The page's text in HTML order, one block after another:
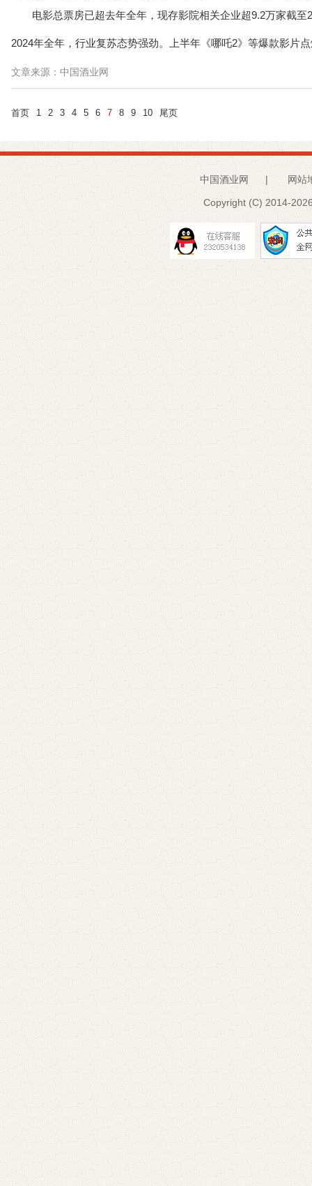
电影总票房已超去年全年，现存影院相关企业超9.2万家截
2024年全年，行业复苏态势强劲。上半年《哪吒2》等爆款影片
文章来源：中国酒业网
首页 1 2 3 4 5 6 7 8 9 10 尾页
中国酒业网 | 网站
Copyright (C) 2014-